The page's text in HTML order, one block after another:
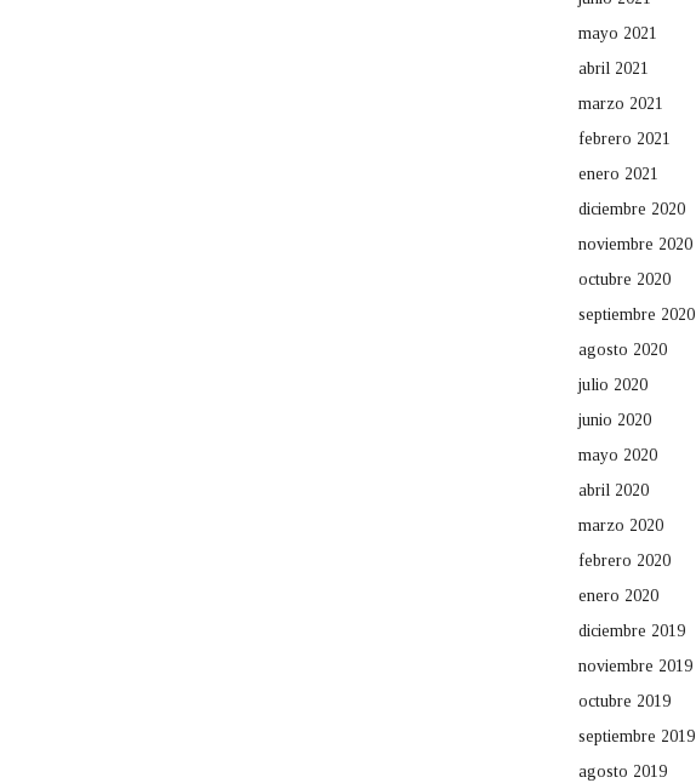
mayo 2021
abril 2021
marzo 2021
febrero 2021
enero 2021
diciembre 2020
noviembre 2020
octubre 2020
septiembre 2020
agosto 2020
julio 2020
junio 2020
mayo 2020
abril 2020
marzo 2020
febrero 2020
enero 2020
diciembre 2019
noviembre 2019
octubre 2019
septiembre 2019
agosto 2019